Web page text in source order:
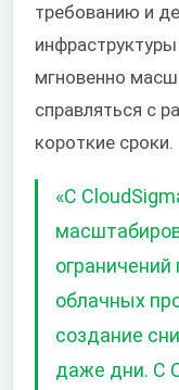
требованию и
мгновенно
справляться с
короткие сроки.
«С
ограничений
облачных
создание
даже дни. С